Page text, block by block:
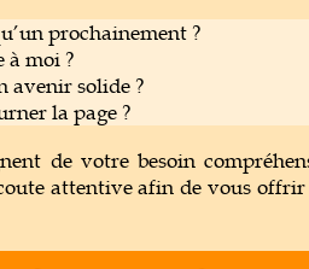
prochainement ?
à moi ?
avenir solide ?
la page ?
de votre besoin
attentive afin de vous